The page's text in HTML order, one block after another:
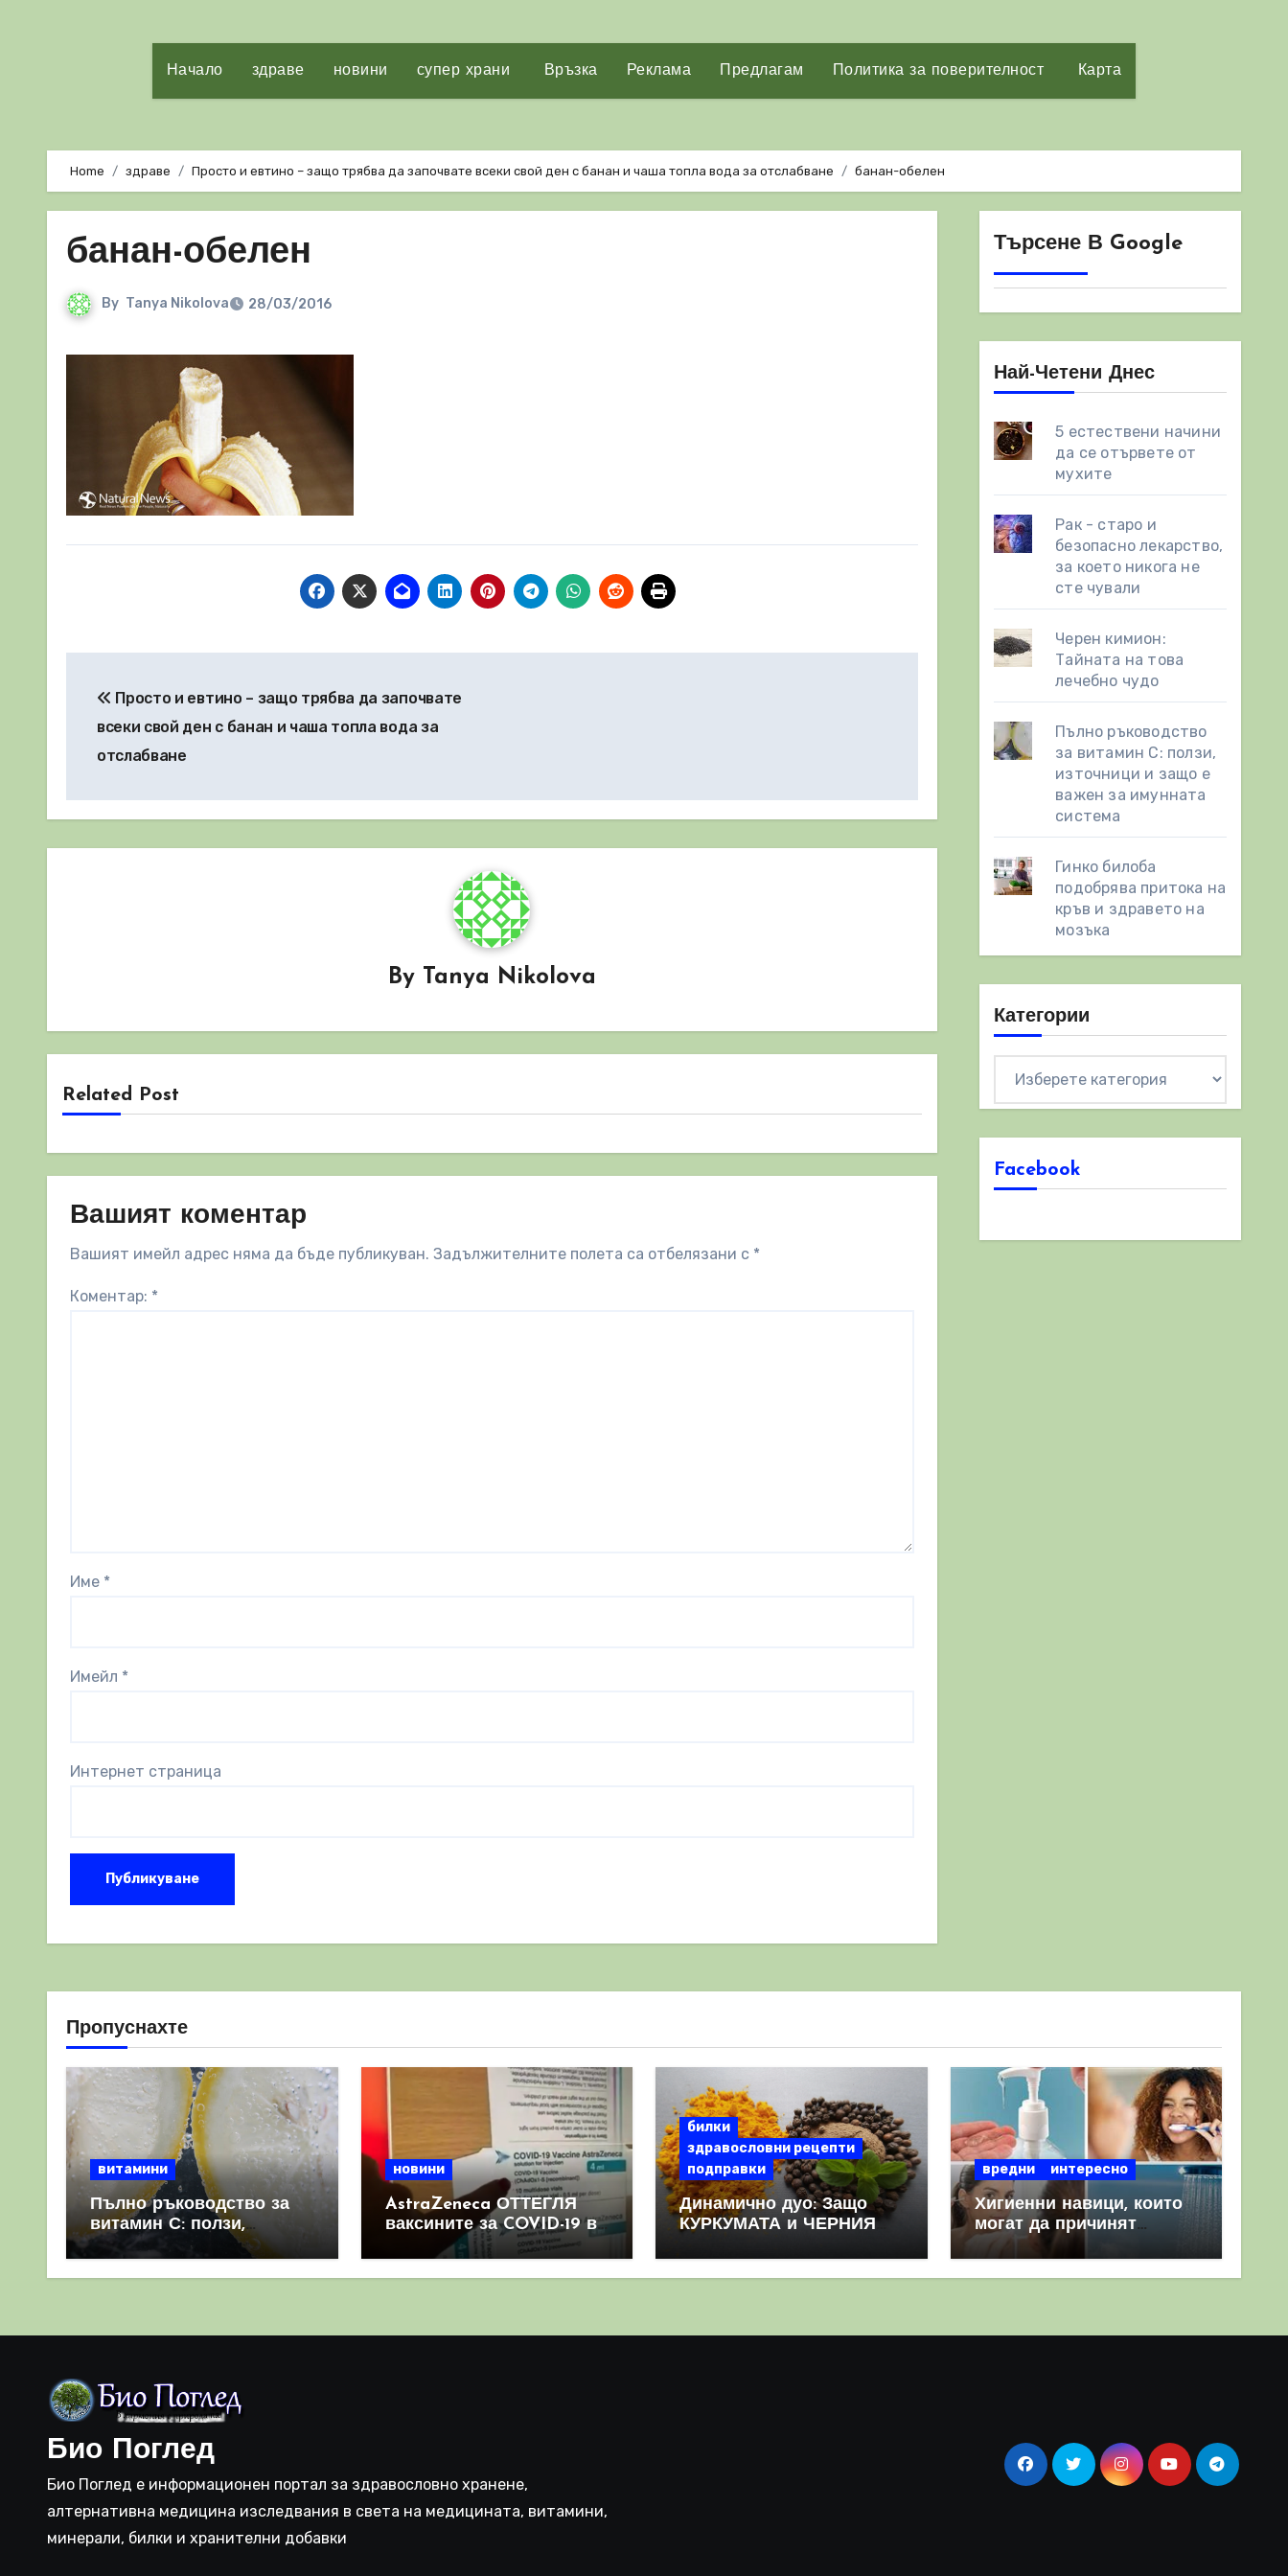
Начало здраве новини супер храни Връзка Реклама Предлагам Политика за поверителност Карта
Home здраве Просто и евтино – защо трябва да започвате всеки свой ден с банан и чаша топла вода за отслабване банан-обелен
банан-обелен
By Tanya Nikolova 28/03/2016
Просто и евтино – защо трябва да започвате
всеки свой ден с банан и чаша топла вода за
отслабване
By Tanya Nikolova
Related Post
Вашият коментар
Вашият имейл адрес няма да бъде публикуван. Задължителните полета са отбелязани с *
Коментар: *
Име *
Имейл *
Интернет страница
Търсене В Google
Най-Четени Днес
5 естествени начини
да се отървете от
мухите
Рак - старо и
безопасно лекарство,
за което никога не
сте чували
Черен кимион:
Тайната на това
лечебно чудо
Пълно ръководство
за витамин С: ползи,
източници и защо е
важен за имунната
система
Гинко билоба
подобрява притока на
кръв и здравето на
мозъка
Категории
Facebook
Пропуснахте
витамини
Пълно ръководство за
витамин С: ползи,
източници и защо е
важен за имунната
новини
AstraZeneca ОТТЕГЛЯ
ваксините за COVID-19 в
световен мащаб, след
като призна, че те
билки
здравословни рецепти
подправки
Динамично дуо: Защо
КУРКУМАТА и ЧЕРНИЯ
комбинация
вредни интересно
Хигиенни навици, които
могат да причинят
повече вреда, отколкото
полза
Био Поглед
Био Поглед е информационен портал за здравословно хранене,
алтернативна медицина изследвания в света на медицината, витамини,
минерали, билки и хранителни добавки